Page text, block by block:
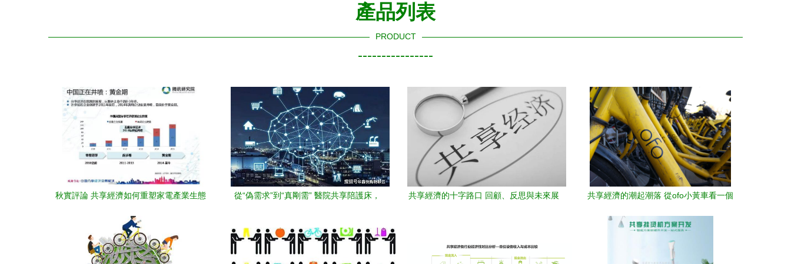
產品列表
PRODUCT
----------------
秋實評論 共享經濟如何重塑家電產業生態
從“偽需求”到“真剛需” 醫院共享陪護床，
共享經濟的十字路口 回顧、反思與未來展
共享經濟的潮起潮落 從ofo小黃車看一個